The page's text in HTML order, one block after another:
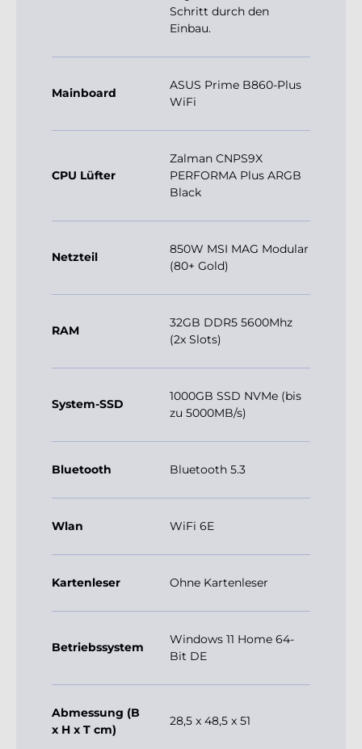
Schritt durch den
Einbau.
Mainboard
ASUS Prime B860-Plus
WiFi
CPU Lüfter
Zalman CNPS9X
PERFORMA Plus ARGB
Black
Netzteil
850W MSI MAG Modular
(80+ Gold)
RAM
32GB DDR5 5600Mhz
(2x Slots)
System-SSD
1000GB SSD NVMe (bis
zu 5000MB/s)
Bluetooth Bluetooth 5.3
Wlan WiFi 6E
Kartenleser Ohne Kartenleser
Betriebssystem
Windows 11 Home 64-
Bit DE
Abmessung (B
x H x T cm)
28,5 x 48,5 x 51